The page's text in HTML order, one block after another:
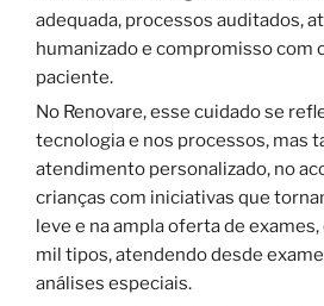
adequada, processos auditados,
humanizado e compromisso com
paciente.
No Renovare, esse cuidado se
tecnologia e nos processos, mas
atendimento personalizado, no
crianças com iniciativas que
leve e na ampla oferta de
mil tipos, atendendo desde
análises especiais.